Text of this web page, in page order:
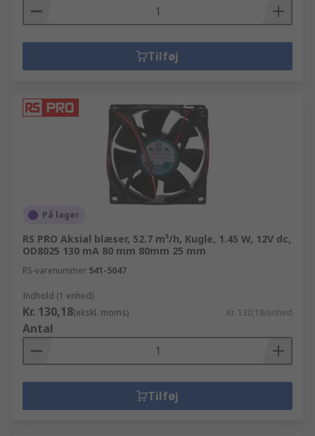
Tilføj
På lager
RS PRO Aksial blæser, 52.7 m³/h, Kugle, 1.45 W, 12V dc,
OD8025 130 mA 80 mm 80mm 25 mm
RS-varenummer 541-5047
Indhold (1 enhed)
Kr. 130,18(ekskl. moms) Kr. 130,18/enhed
Antal
Tilføj